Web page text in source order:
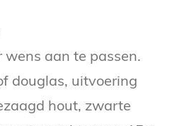
aan te passen.
douglas, uitvoering
hout, zwarte